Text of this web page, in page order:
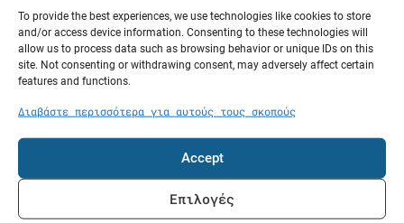
To provide the best experiences, we use technologies like cookies to store
and/or access device information. Consenting to these technologies will
allow us to process data such as browsing behavior or unique IDs on this
site. Not consenting or withdrawing consent, may adversely affect certain
features and functions.
Διαβάστε περισσότερα για αυτούς τους σκοπούς
Accept
Επιλογές
08.08.26
Ελλάδα